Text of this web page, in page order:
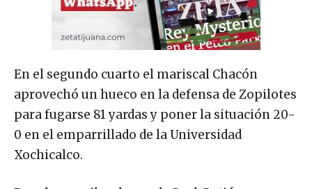
En el segundo cuarto el mariscal Chacón
aprovechó un hueco en la defensa de Zopilotes
para fugarse 81 yardas y poner la situación 20-
0 en el emparrillado de la Universidad
Xochicalco.